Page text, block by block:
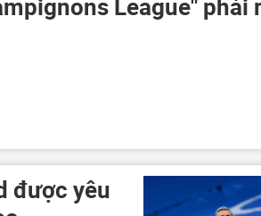
League" phải
được yêu